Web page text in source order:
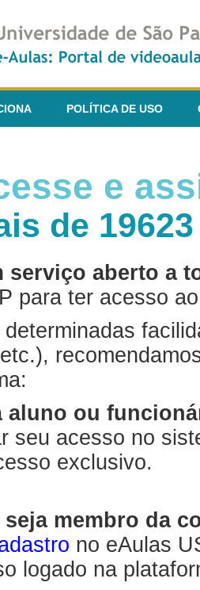
POLÍTICA DE USO
e
de
serviço aberto a
para ter acesso
aluno ou
seu acesso no
exclusivo.
membro da
no eAulas
logado na